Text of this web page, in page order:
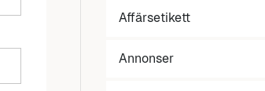
Affärsetikett
Annonser